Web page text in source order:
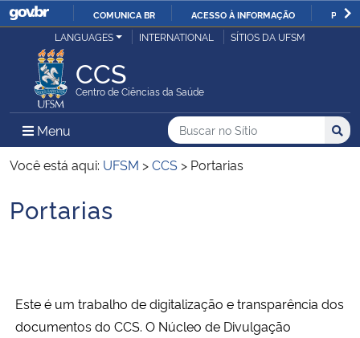
IR
COMUNICA BR ACESSO À INFORMAÇÃO
Ministério da Justiça e Segurança Pública
Ministério da Defesa
Ministério das Relações Exteriores
Ministério da Economia
Ministério da Educação
LANGUAGES INTERNATIONAL SÍTIOS DA UFSM
CCS
Centro de Ciências da Saúde
Menu Menu Principal do Sítio
Busca
Buscar no no Sítio
Busca:
Você está aqui: UFSM >CCS > Portarias
Início do conteúdo
Portarias
Este é um trabalho de digitalização e transparência dos
documentos do CCS. O Núcleo de Divulgação